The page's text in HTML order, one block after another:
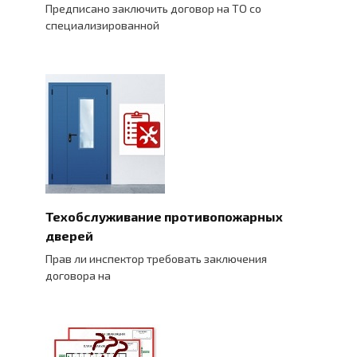
Предписано заключить договор на ТО со
специализированной
Техобслуживание противопожарных
дверей
Прав ли инспектор требовать заключения
договора на